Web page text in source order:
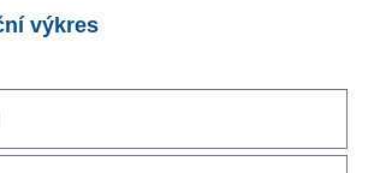
výkres